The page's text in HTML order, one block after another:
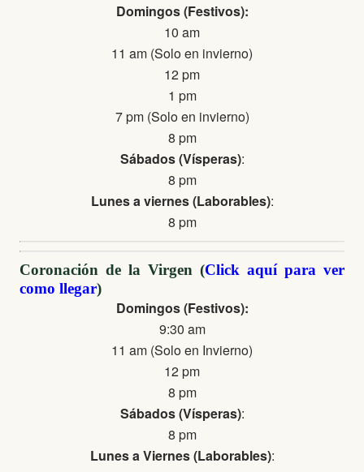
Domingos (Festivos):
10 am
11 am (Solo en invierno)
12 pm
1 pm
7 pm (Solo en invierno)
8 pm
Sábados (Vísperas):
8 pm
Lunes a viernes (Laborables):
8 pm
Coronación de la Virgen (Click aquí para ver
como llegar)
Domingos (Festivos):
9:30 am
11 am (Solo en Invierno)
12 pm
8 pm
Sábados (Vísperas):
8 pm
Lunes a Viernes (Laborables):